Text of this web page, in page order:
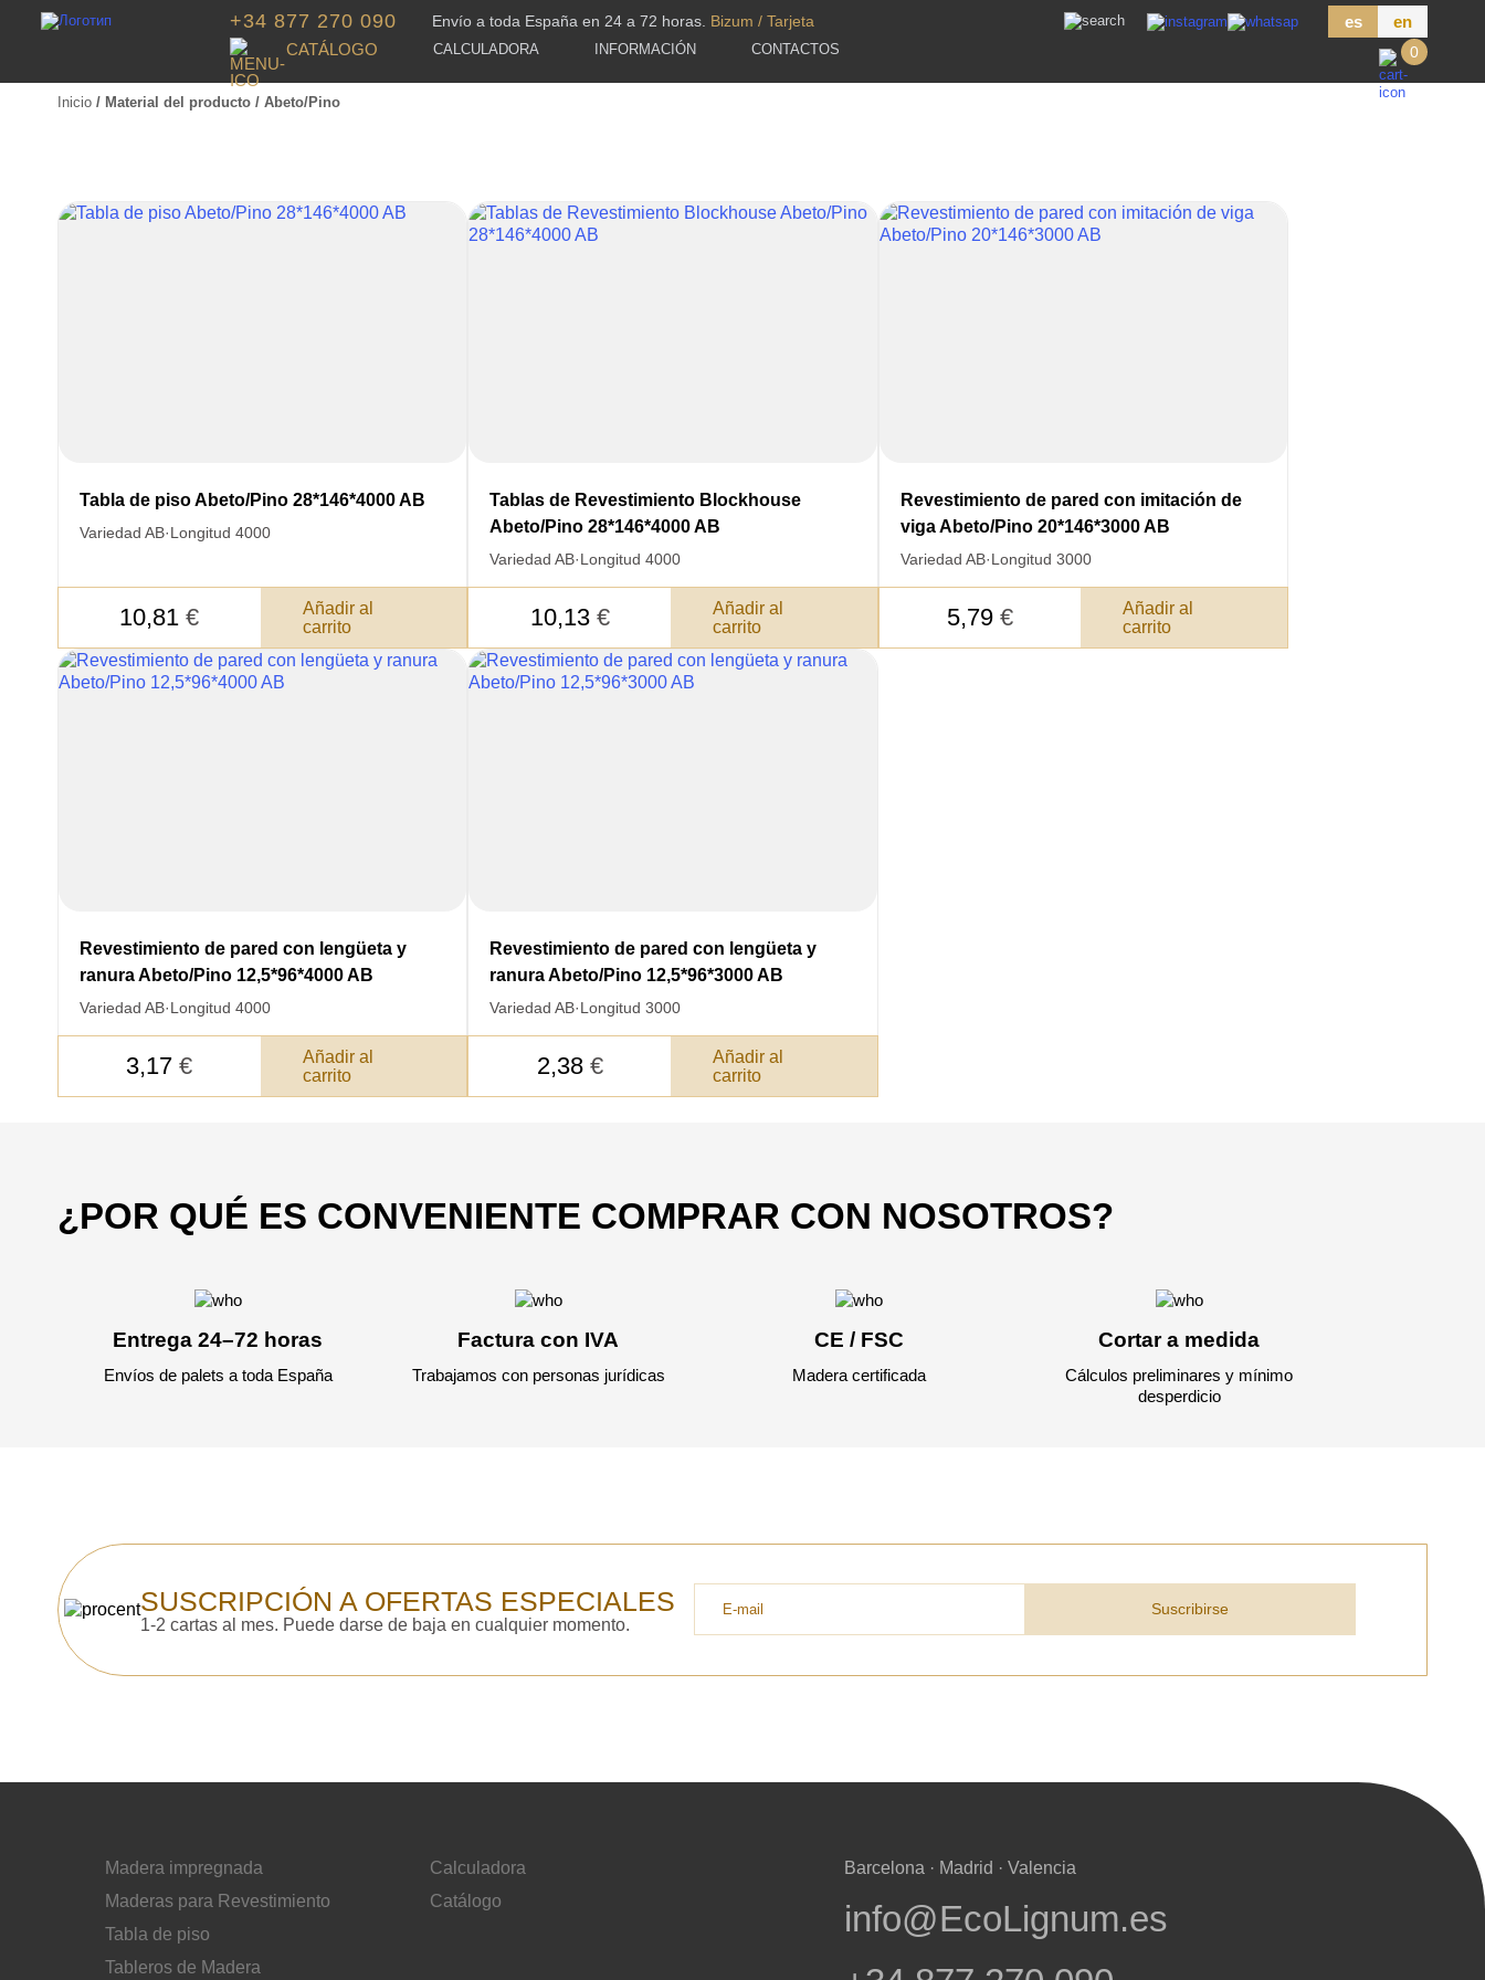
+34 877 270 090 Envío a toda España en 24 a 72 horas. Bizum / Tarjeta es
en
CATÁLOGO
CALCULADORA INFORMACIÓN CONTACTOS 0
Inicio / Material del producto / Abeto/Pino
Tabla de piso Abeto/Pino 28*146*4000 AB
Variedad AB·Longitud 4000
10,81€
Añadir al
carrito
Tablas de Revestimiento Blockhouse
Abeto/Pino 28*146*4000 AB
Variedad AB·Longitud 4000
10,13 €
Añadir al
carrito
Revestimiento de pared con imitación de
viga Abeto/Pino 20*146*3000 AB
Variedad AB·Longitud 3000
5,79 €
Añadir al
carrito
Revestimiento de pared con lengüeta y
ranura Abeto/Pino 12,5*96*4000 AB
Variedad AB·Longitud 4000
3,17€
Añadir al
carrito
Revestimiento de pared con lengüeta y
ranura Abeto/Pino 12,5*96*3000 AB
Variedad AB·Longitud 3000
2,38 €
Añadir al
carrito
¿POR QUÉ ES CONVENIENTE COMPRAR CON NOSOTROS?
Entrega 24–72 horas
Envíos de palets a toda España
Factura con IVA
Trabajamos con personas jurídicas
CE / FSC
Madera certificada
Cortar a medida
Cálculos preliminares y mínimo
desperdicio
SUSCRIPCIÓN A OFERTAS ESPECIALES
1-2 cartas al mes. Puede darse de baja en cualquier momento.
Suscribirse
Madera impregnada
Maderas para Revestimiento
Tabla de piso
Tableros de Madera
Calculadora
Catálogo
Barcelona · Madrid · Valencia
info@EcoLignum.es
COMUNICACIONES A PEDIDO
Costo unitario:
y discutiremos los métodos de pago y entrega.